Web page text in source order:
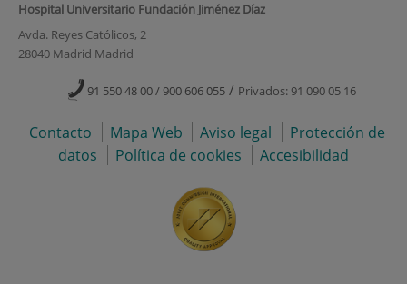
Hospital Universitario Fundación Jiménez Díaz
Avda. Reyes Católicos, 2
28040 Madrid Madrid
91 550 48 00 / 900 606 055 / Privados: 91 090 05 16
Contacto Mapa Web Aviso legal
Protección de
datos
Política de cookies Accesibilidad